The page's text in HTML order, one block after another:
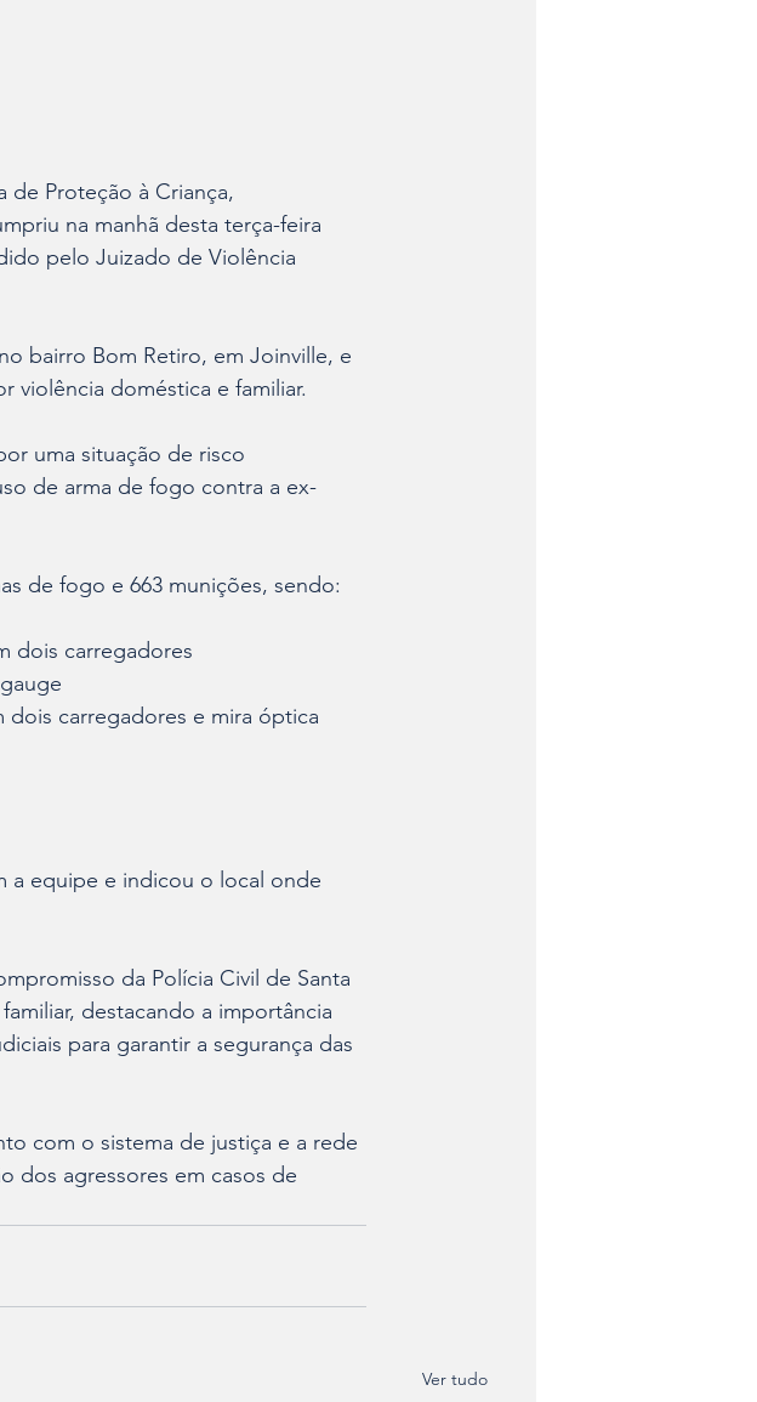
de Proteção à Criança,
na manhã desta terça-feira
pelo Juizado de Violência
bairro Bom Retiro, em Joinville, e
violência doméstica e familiar.
uma situação de risco
de arma de fogo contra a ex-
de fogo e 663 munições, sendo:
dois carregadores
gauge
dois carregadores e mira óptica
a equipe e indicou o local onde
da Polícia Civil de Santa
destacando a importância
para garantir a segurança das
com o sistema de justiça e a rede
dos agressores em casos de
Ver tudo